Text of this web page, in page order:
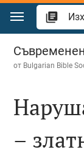
Преминете към
Изход 32
от Bulgarian Bible
–